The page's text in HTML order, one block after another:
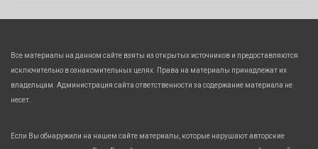
Все материалы на данном сайте взяты из открытых источников и предоставляются
исключительно в ознакомительных целях. Права на материалы принадлежат их
владельцам. Администрация сайта ответственности за содержание материала не
несет.
Если Вы обнаружили на нашем сайте материалы, которые нарушают авторские